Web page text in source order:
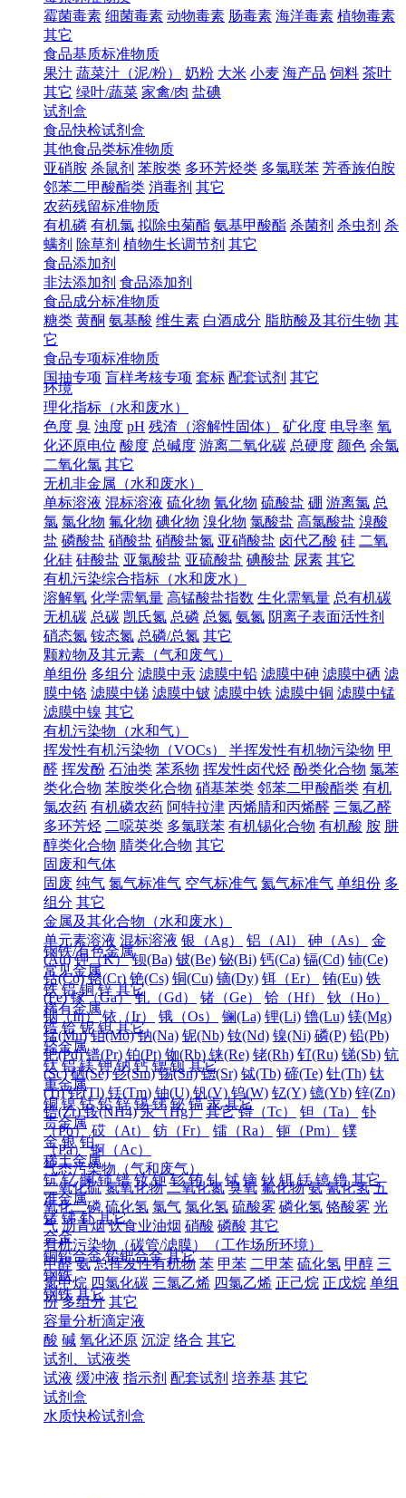
霉菌毒素 细菌毒素 动物毒素 肠毒素 海洋毒素 植物毒素
其它
食品基质标准物质
果汁 蔬菜汁（泥/粉） 奶粉 大米 小麦 海产品 饲料 茶叶
其它 绿叶/蔬菜 家禽/肉 盐碘
试剂盒
食品快检试剂盒
其他食品类标准物质
亚硝胺 杀鼠剂 苯胺类 多环芳烃类 多氯联苯 芳香族伯胺
邻苯二甲酸酯类 消毒剂 其它
农药残留标准物质
有机磷 有机氯 拟除虫菊酯 氨基甲酸酯 杀菌剂 杀虫剂 杀
螨剂 除草剂 植物生长调节剂 其它
食品添加剂
非法添加剂 食品添加剂
食品成分标准物质
糖类 黄酮 氨基酸 维生素 白酒成分 脂肪酸及其衍生物 其
它
食品专项标准物质
国抽专项 盲样考核专项 套标 配套试剂 其它
环境
理化指标（水和废水）
色度 臭 浊度 pH 残渣（溶解性固体） 矿化度 电导率 氧
化还原电位 酸度 总碱度 游离二氧化碳 总硬度 颜色 余氯
二氧化氯 其它
无机非金属（水和废水）
单标溶液 混标溶液 硫化物 氰化物 硫酸盐 硼 游离氯 总
氯 氯化物 氟化物 碘化物 溴化物 氯酸盐 高氯酸盐 溴酸
盐 磷酸盐 硝酸盐 硝酸盐氮 亚硝酸盐 卤代乙酸 硅 二氧
化硅 硅酸盐 亚氯酸盐 亚硫酸盐 碘酸盐 尿素 其它
有机污染综合指标（水和废水）
溶解氧 化学需氧量 高锰酸盐指数 生化需氧量 总有机碳
无机碳 总碳 凯氏氮 总磷 总氮 氨氮 阴离子表面活性剂
硝态氮 铵态氮 总磷/总氮 其它
颗粒物及其元素（气和废气）
单组份 多组分 滤膜中汞 滤膜中铅 滤膜中砷 滤膜中硒 滤
膜中铬 滤膜中锑 滤膜中铍 滤膜中铁 滤膜中铜 滤膜中锰
滤膜中镍 其它
有机污染物（水和气）
挥发性有机污染物（VOCs）
半挥发性有机物污染物 甲
醛 挥发酚 石油类 苯系物 挥发性卤代烃 酚类化合物 氯苯
类化合物 苯胺类化合物 硝基苯类 邻苯二甲酸酯类 有机
氯农药 有机磷农药 阿特拉津 丙烯腈和丙烯醛 三氯乙醛
多环芳烃 二噁英类 多氯联苯 有机锡化合物 有机酸 胺 肼
醇类化合物 腈类化合物 其它
固废和气体
固废 纯气 氮气标准气 空气标准气 氦气标准气 单组份 多
组分 其它
金属及其化合物（水和废水）
单元素溶液 混标溶液 银（Ag） 铝（Al） 砷（As）
金
(Au) 钾（K） 钡(Ba) 铍(Be) 铋(Bi) 钙(Ca) 镉(Cd) 铈(Ce)
钴(Co) 铬(Cr) 铯(Cs) 铜(Cu) 镝(Dy) 铒（Er） 铕(Eu) 铁
(Fe) 镓（Ga） 钆（Gd） 锗（Ge） 铪（Hf）
钬（Ho）
铟（In） 铱（Ir） 锇（Os） 镧(La) 锂(Li) 镥(Lu) 镁(Mg)
锰(Mn) 钼(Mo) 钠(Na) 铌(Nb) 钕(Nd) 镍(Ni) 磷(P) 铅(Pb)
钯(Pd) 镨(Pr) 铂(Pt) 铷(Rb) 铼(Re) 铑(Rh) 钌(Ru) 锑(Sb) 钪
(Sc) 硒(Se) 钐(Sm) 锡(Sn) 锶(Sr) 铽(Tb) 碲(Te) 钍(Th) 钛
(Ti) 铊(Tl) 铥(Tm) 铀(U) 钒(V) 钨(W) 钇(Y) 镱(Yb) 锌(Zn)
锆(Zr) 铵(NH4) 汞（Hg） 其它 锝（Tc） 钽（Ta）
钋
（Po） 砹（At） 钫（Fr） 镭（Ra） 钷（Pm）
镤
（Pa） 锕（Ac）
气态污染物（气和废气）
二氧化硫 氮氧化物 二氧化氮 臭氧 氟化物 氨 氰化氢 五
氧化二磷 硫化氢 氯气 氯化氢 硫酸雾 磷化氢 铬酸雾 光
气 沥青烟 饮食业油烟 硝酸 磷酸 其它
有机污染物（碳管/滤膜）（工作场所环境）
甲醛 氨 总挥发性有机物 苯 甲苯 二甲苯 硫化氢 甲醇 三
氯甲烷 四氯化碳 三氯乙烯 四氯乙烯 正己烷 正戊烷 单组
份 多组分 其它
容量分析滴定液
酸 碱 氧化还原 沉淀 络合 其它
试剂、试液类
试液 缓冲液 指示剂 配套试剂 培养基 其它
试剂盒
水质快检试剂盒
钢铁/有色金属
常见金属
铁 铝 铜 锌 其它
稀有金属
锆 铪 铌 钽 其它
轻金属
钛 铝 镁 钾 钠 钙 锶 钡 其它
重金属
铜 镍 钴 铅 锌 锡 锑 铋 镉 汞 其它
贵金属
金 银 铂
稀土金属
钪 钇 镧 铈 镨 钕 钷 钐 铕 钆 铽 镝 钬 铒 铥 镱 镥 其它
准金属
锗 锑 钋 其它
合金
铜铅合金 铅钯合金 其它
钢铁
钢铁 其它